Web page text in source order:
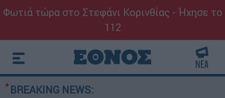
Φωτιά τώρα στο Στεφάνι Κορινθίας - Ήχησε το
112
BREAKING NEWS: